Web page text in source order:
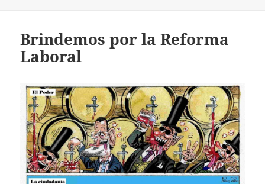
Brindemos por la Reforma
Laboral